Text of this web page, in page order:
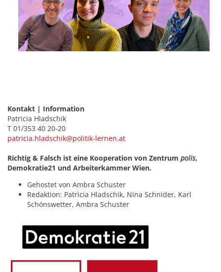
Kontakt | Information
Patricia Hladschik
T 01/353 40 20-20
patricia.hladschik@politik-lernen.at
Richtig & Falsch ist eine Kooperation von Zentrum polis,
Demokratie21 und Arbeiterkammer Wien.
Gehostet von Ambra Schuster
Redaktion: Patricia Hladschik, Nina Schnider, Karl
Schönswetter, Ambra Schuster